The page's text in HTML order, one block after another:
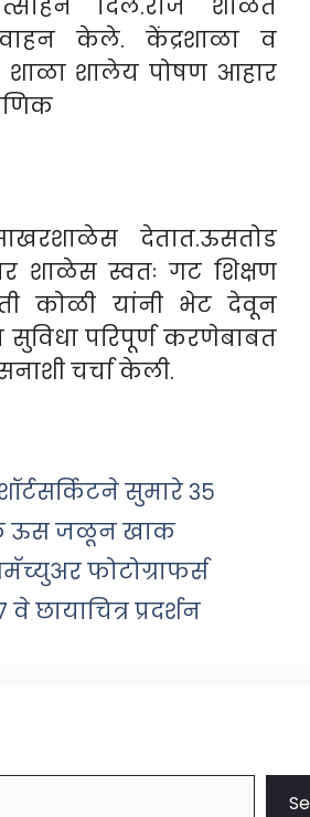
दिले.रोज शाळेत
केले. केंद्रशाळा व
शाळा शालेय पोषण आहार
देतात.ऊसतोड
शाळेस स्वतः गट शिक्षण
कोळी यांनी भेट देवून
परिपूर्ण करणेबाबत
चर्चा केली.
सुमारे ३५
ऊस जळून खाक
फोटोग्राफर्स
छायाचित्र प्रदर्शन